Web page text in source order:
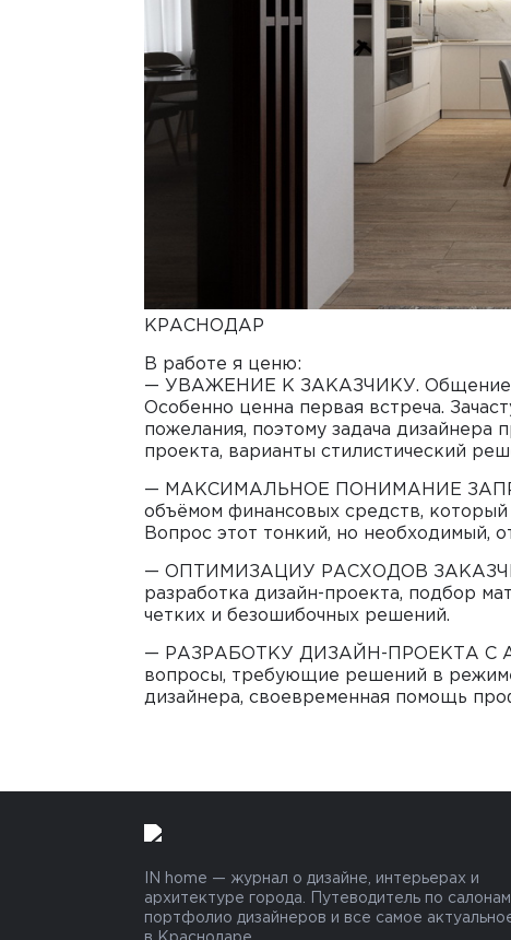
КРАСНОДАР
В работе я ценю:
— УВАЖЕНИЕ К ЗАКАЗЧИКУ. Общение с
Особенно ценна первая встреча.
пожелания, поэтому задача дизайнера
проекта, варианты стилистический
— МАКСИМАЛЬНОЕ ПОНИМАНИЕ
объёмом финансовых средств,
Вопрос этот тонкий, но необходимый,
— ОПТИМИЗАЦИУ РАСХОДОВ
разработка дизайн-проекта, подбор
четких и безошибочных решений.
— РАЗРАБОТКУ ДИЗАЙН-ПРОЕКТА С
вопросы, требующие решений в
дизайнера, своевременная помощь
IN home — журнал о дизайне, интерьерах и
архитектуре города. Путеводитель по салонам,
портфолио дизайнеров и все самое